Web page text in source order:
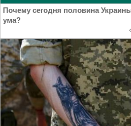
Почему сегодня половина
ума?